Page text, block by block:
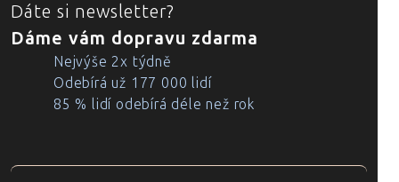
Dáte si newsletter?
Dáme vám dopravu zdarma
Nejvýše 2x týdně
Odebírá už 177 000 lidí
85 % lidí odebírá déle než rok